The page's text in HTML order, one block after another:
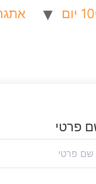
אתגרי 21
פרטי